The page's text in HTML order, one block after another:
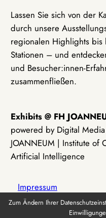
Lassen Sie sich von der
durch unsere
regionalen Highlights bis
Stationen – und
und Besucher:innen-
zusammenfließen.
Exhibits @ FH
powered by Digital
JOANNEUM | Institute of
Artificial Intelligence
Impressum
Zum Ändern Ihrer